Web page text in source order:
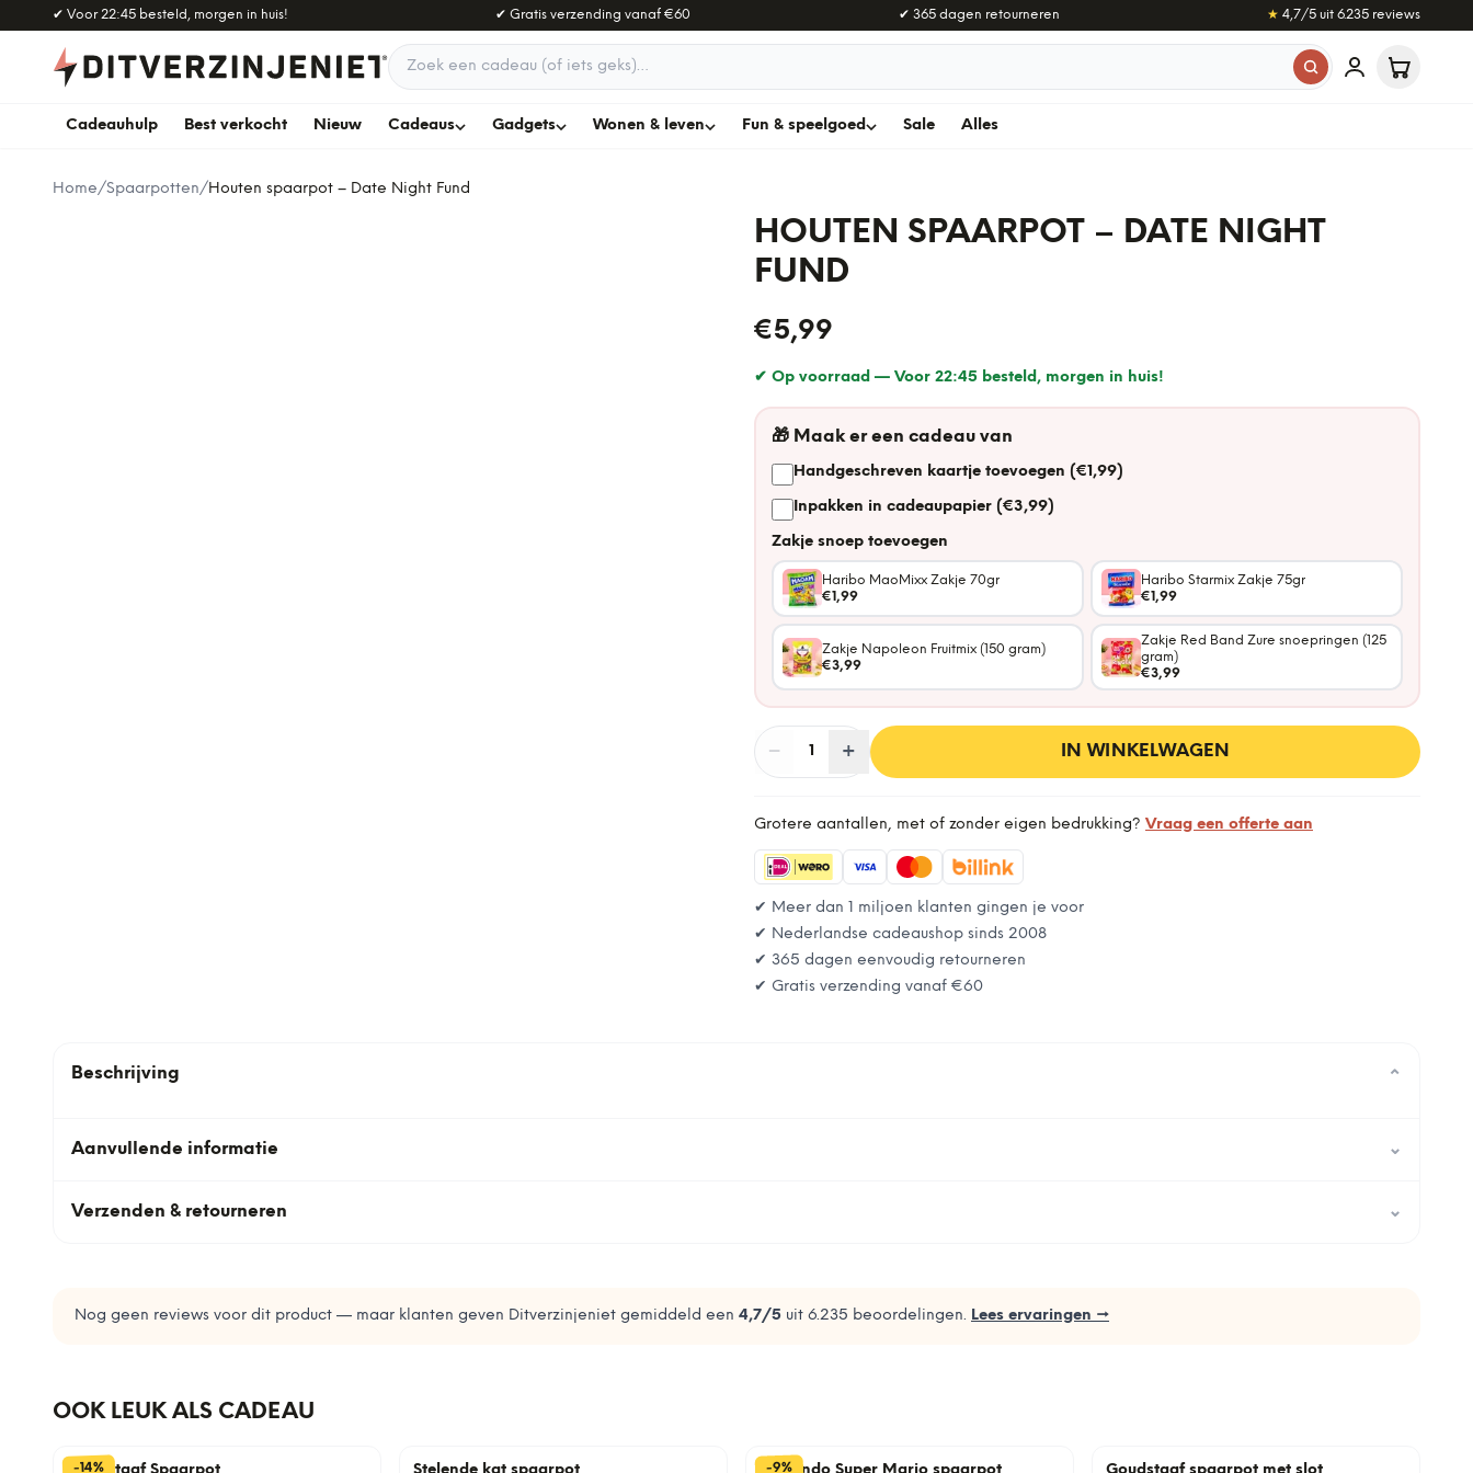
Naar hoofdinhoud
✔ Voor 22:45 besteld, morgen in huis! ✔ Gratis verzending vanaf€60 ✔ 365 dagen retourneren ★ 4,7/5 uit 6.235reviews
Zoek een cadeau
Cadeauhulp Best verkocht Nieuw Cadeaus Gadgets Wonen & leven Fun & speelgoed Sale Alles
Home/Spaarpotten/Houten spaarpot – Date Night Fund
HOUTEN SPAARPOT – DATE NIGHT
FUND
€5,99
✔ Op voorraad — Voor 22:45 besteld, morgen in huis!
🎁 Maak er een cadeau van
Handgeschreven kaartje toevoegen (€1,99)
Inpakken in cadeaupapier (€3,99)
Zakje snoep toevoegen
Haribo MaoMixx Zakje 70gr
€1,99
Haribo Starmix Zakje 75gr
€1,99
Zakje Napoleon Fruitmix (150 gram)
€3,99
Zakje Red Band Zure snoepringen (125
gram)
€3,99
− Aantal
1 + IN WINKELWAGEN
Grotere aantallen, met of zonder eigen bedrukking? Vraag een offerte aan
✔ Meer dan 1 miljoen klanten gingen je voor
✔ Nederlandse cadeaushop sinds 2008
✔ 365 dagen eenvoudig retourneren
✔ Gratis verzending vanaf €60
Beschrijving ⌄
Aanvullende informatie ⌄
Verzenden & retourneren ⌄
Nog geen reviews voor dit product — maar klanten geven Ditverzinjeniet gemiddeld een 4,7/5 uit 6.235 beoordelingen. Lees ervaringen →
OOK LEUK ALS CADEAU
-14% -9%